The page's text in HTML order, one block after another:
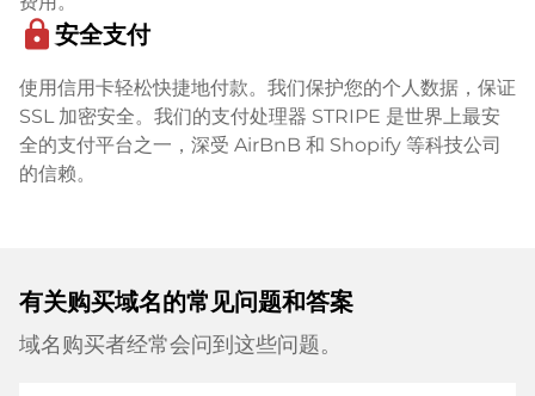
lock安全支付
使用信用卡轻松快捷地付款。我们保护您的个人数据，保证
SSL 加密安全。我们的支付处理器 STRIPE 是世界上最安
全的支付平台之一，深受 AirBnB 和 Shopify 等科技公司
的信赖。
有关购买域名的常见问题和答案
域名购买者经常会问到这些问题。